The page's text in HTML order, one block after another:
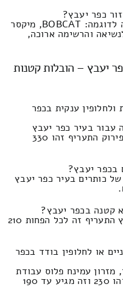
כפר יעבץ?
עלותה של העברה של איבזור מלאכה לדוגמה: BOBCAT, מיקסר
והרשימה ארוכה,
יעבץ – הובלות קטנות
ענקית בכפר
עבור בעיר כפר יעבץ
החלפת טיטול בתמזוגת של הרכבה ופירוק התעריף זהו 330
בכפר יעבץ?
כותרים בעיר כפר יעבץ
קטנה בכפר יעבץ?
בסיפוח הרכבת פינת אוכל בכפר יעבץ התעריף זה לכל הפחות 210
או לחלופין בודד בכפר
מזרון עמינח פלוס עבודת
מרימים בסביבת כפר יעבץ התעריף זהו 230 וזה מגיע עד 190